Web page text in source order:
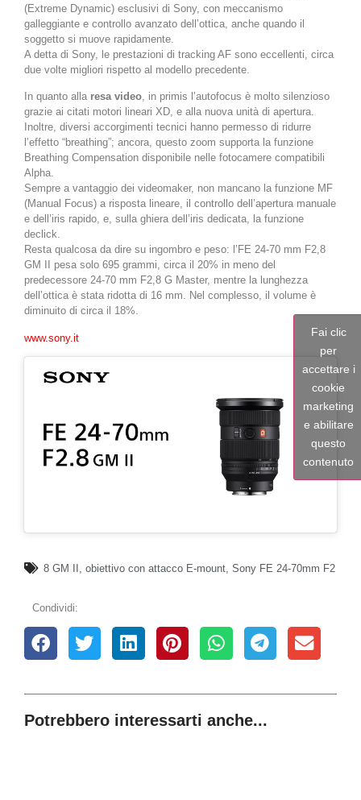
(Extreme Dynamic) esclusivi di Sony, con meccanismo
galleggiante e controllo avanzato dell’ottica, anche quando il
soggetto si muove rapidamente.
A detta di Sony, le prestazioni di tracking AF sono eccellenti, circa
due volte migliori rispetto al modello precedente.
In quanto alla resa video, in primis l’autofocus è molto silenzioso
grazie ai citati motori lineari XD, e alla nuova unità di apertura.
Inoltre, diversi accorgimenti tecnici hanno permesso di ridurre
l’effetto “breathing”; ancora, questo zoom supporta la funzione
Breathing Compensation disponibile nelle fotocamere compatibili
Alpha.
Sempre a vantaggio dei videomaker, non mancano la funzione MF
(Manual Focus) a risposta lineare, il controllo dell’apertura manuale
e dell’iris rapido, e, sulla ghiera dell’iris dedicata, la funzione
declick.
Resta qualcosa da dire su ingombro e peso: l’FE 24-70 mm F2,8
GM II pesa solo 695 grammi, circa il 20% in meno del
predecessore 24-70 mm F2,8 G Master, mentre la lunghezza
dell’ottica è stata ridotta di 16 mm. Nel complesso, il volume è
diminuito di circa il 18%.
www.sony.it
Fai clic
per
accettare i
cookie
marketing
e abilitare
questo
contenuto
8 GM II obiettivo con attacco E-mount Sony FE 24-70mm F2
Condividi:
Potrebbero interessarti anche...